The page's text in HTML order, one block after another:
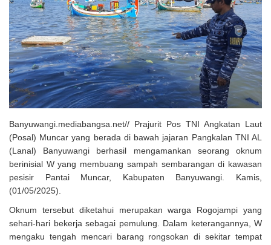
Uji Coba Program NADI JKN
Banyuwangi.mediabangsa.net// Prajurit Pos TNI Angkatan Laut
(Posal) Muncar yang berada di bawah jajaran Pangkalan TNI AL
(Lanal) Banyuwangi berhasil mengamankan seorang oknum
berinisial W yang membuang sampah sembarangan di kawasan
pesisir Pantai Muncar, Kabupaten Banyuwangi. Kamis,
(01/05/2025).
Oknum tersebut diketahui merupakan warga Rogojampi yang
sehari-hari bekerja sebagai pemulung. Dalam keterangannya, W
mengaku tengah mencari barang rongsokan di sekitar tempat